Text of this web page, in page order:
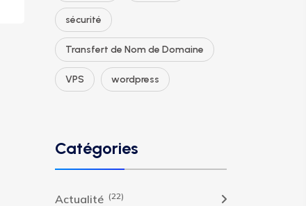
sécurité
Transfert de Nom de Domaine
VPS wordpress
Catégories
Actualité (22)